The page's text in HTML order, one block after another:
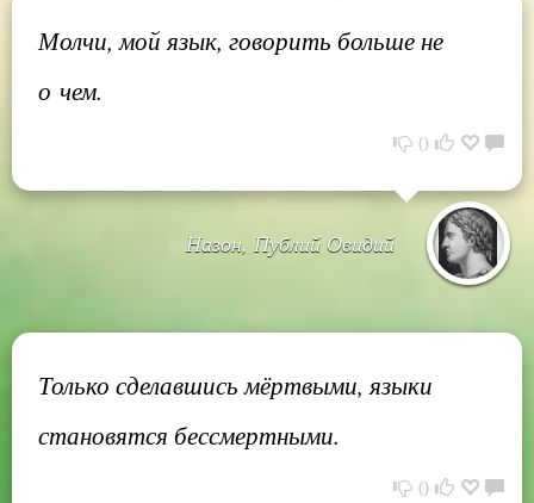
Молчи, мой язык, говорить больше не
о чем.
0
Назон, Публий Овидий
Только сделавшись мёртвыми, языки
становятся бессмертными.
0